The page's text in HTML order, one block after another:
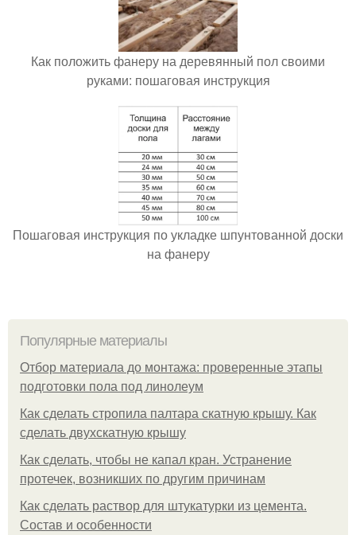
Как положить фанеру на деревянный пол своими
руками: пошаговая инструкция
Пошаговая инструкция по укладке шпунтованной доски
на фанеру
Популярные материалы
Отбор материала до монтажа: проверенные этапы
подготовки пола под линолеум
Как сделать стропила палтара скатную крышу. Как
сделать двухскатную крышу
Как сделать, чтобы не капал кран. Устранение
протечек, возникших по другим причинам
Как сделать раствор для штукатурки из цемента.
Состав и особенности